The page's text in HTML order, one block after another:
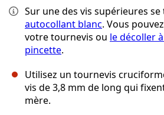
Sur une des vis supérieures
autocollant blanc. Vous
votre tournevis ou le décoller
pincette.
Utilisez un tournevis
vis de 3,8 mm de long qui
mère.